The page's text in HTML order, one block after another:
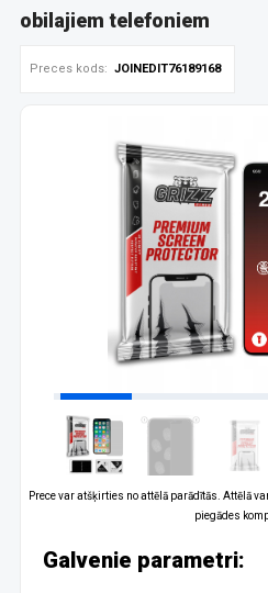
obilajiem telefoniem
Preces kods: JOINEDIT76189168
Prece var atšķirties no attēlā parādītās. Attēlā
piegādes
Galvenie parametri: